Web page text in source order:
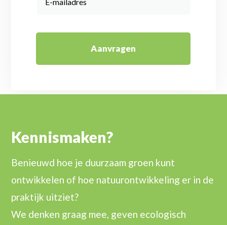
Aanvragen
Kennismaken?
Benieuwd hoe je duurzaam groen kunt
ontwikkelen of hoe natuurontwikkeling er in de
praktijk uitziet?
We denken graag mee, geven ecologisch